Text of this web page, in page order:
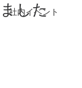
社内イベント
ました